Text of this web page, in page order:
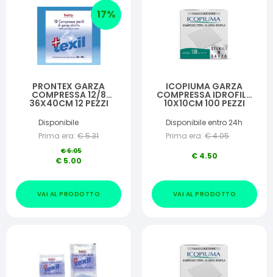
17%
PRONTEX GARZA
COMPRESSA 12/8
36X40CM 12 PEZZI
Disponibile
Prima era: €5.31
€6.05
€ 5.00
VAI AL PRODOTTO
ICOPIUMA GARZA
COMPRESSA IDROFILA
10X10CM 100 PEZZI
Disponibile entro 24h
Prima era: €4.05
€ 4.50
VAI AL PRODOTTO